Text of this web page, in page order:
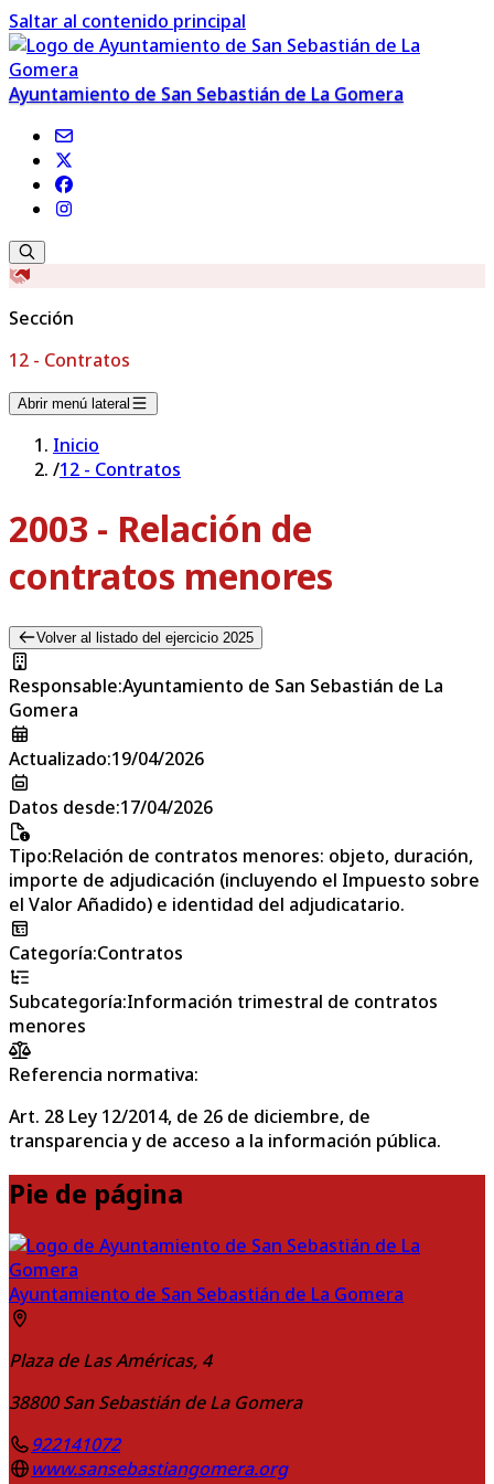
Saltar al contenido principal
Ayuntamiento de San Sebastián de La Gomera
Sección
12 - Contratos
Abrir menú lateral
Inicio
/12 - Contratos
2003 - Relación de
contratos menores
Volver al listado del ejercicio 2025
Responsable:Ayuntamiento de San Sebastián de La
Gomera
Actualizado:19/04/2026
Datos desde:17/04/2026
Tipo:Relación de contratos menores: objeto, duración,
importe de adjudicación (incluyendo el Impuesto sobre
el Valor Añadido) e identidad del adjudicatario.
Categoría:Contratos
Subcategoría:Información trimestral de contratos
menores
Referencia normativa:
Art. 28 Ley 12/2014, de 26 de diciembre, de
transparencia y de acceso a la información pública.
Pie de página
Ayuntamiento de San Sebastián de La Gomera
Plaza de Las Américas, 4
38800 San Sebastián de La Gomera
922141072
www.sansebastiangomera.org